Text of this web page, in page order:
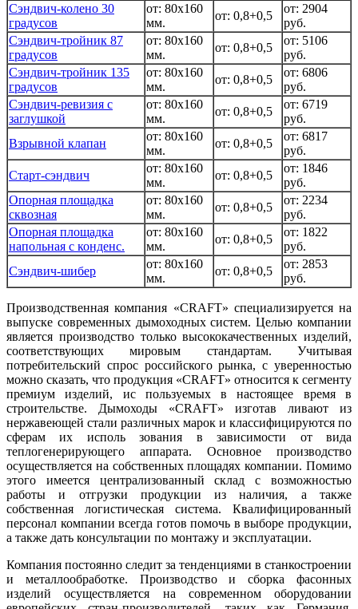
Сэндвич-колено 30
градусов
от: 80x160
мм.
от: 0,8+0,5
от: 2904
руб.
Сэндвич-тройник 87
градусов
от: 80x160
мм.
от: 0,8+0,5
от: 5106
руб.
Сэндвич-тройник 135
градусов
от: 80x160
мм.
от: 0,8+0,5
от: 6806
руб.
Сэндвич-ревизия с
заглушкой
от: 80x160
мм.
от: 0,8+0,5
от: 6719
руб.
Взрывной клапан
от: 80x160
мм.
от: 0,8+0,5
от: 6817
руб.
Старт-сэндвич
от: 80x160
мм.
от: 0,8+0,5
от: 1846
руб.
Опорная площадка
сквозная
от: 80x160
мм.
от: 0,8+0,5
от: 2234
руб.
Опорная площадка
напольная с конденс.
от: 80x160
мм.
от: 0,8+0,5
от: 1822
руб.
Сэндвич-шибер
от: 80x160
мм.
от: 0,8+0,5
от: 2853
руб.
Производственная компания «CRAFT» специализируется на
выпуске современных дымоходных систем. Целью компании
является производство только высококачественных изделий,
соответствующих мировым стандартам. Учитывая
потребительский спрос российского рынка, с уверенностью
можно сказать, что продукция «CRAFT» относится к сегменту
премиум изделий, ис пользуемых в настоящее время в
строительстве. Дымоходы «CRAFT» изготав ливают из
нержавеющей стали различных марок и классифицируются по
сферам их исполь зования в зависимости от вида
теплогенерирующего аппарата. Основное производство
осуществляется на собственных площадях компании. Помимо
этого имеется централизованный склад с возможностью
работы и отгрузки продукции из наличия, а также
собственная логистическая система. Квалифицированный
персонал компании всегда готов помочь в выборе продукции,
а также дать консультации по монтажу и эксплуатации.
Компания постоянно следит за тенденциями в станкостроении
и металлообработке. Производство и сборка фасонных
изделий осуществляется на современном оборудовании